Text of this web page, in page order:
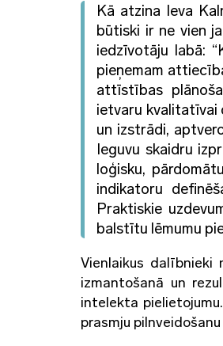
Kā atzina Ieva
būtiski ir ne vien
iedzīvotāju labā: “
pieņemam
attīstības
ietvaru kvalitatīvai
un izstrādi,
Ieguvu skaidru
loģisku,
indikatoru
Praktiskie
balstītu lēmumu
Vienlaikus
izmantošanā un
intelekta
prasmju